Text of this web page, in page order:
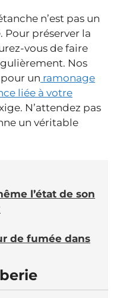
n’est pas un
Pour préserver la
vous de faire
Nos
un ramonage
liée à votre
N’attendez pas
un véritable
l’état de son
de fumée dans